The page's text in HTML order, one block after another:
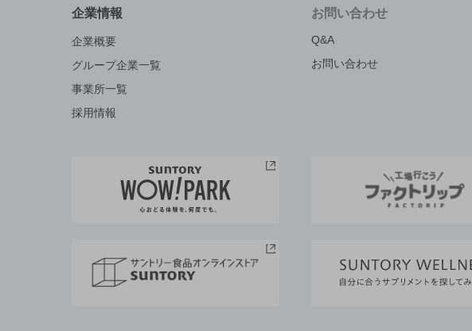
企業情報
企業概要
グループ企業一覧
事業所一覧
採用情報
お問い合わせ
Q&A
お問い合わせ